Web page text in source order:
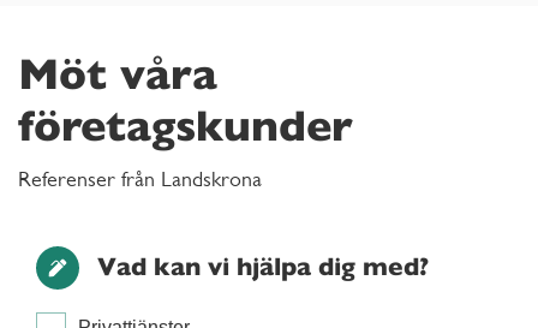
Möt våra
företagskunder
Referenser från Landskrona
Vad kan vi hjälpa dig med?